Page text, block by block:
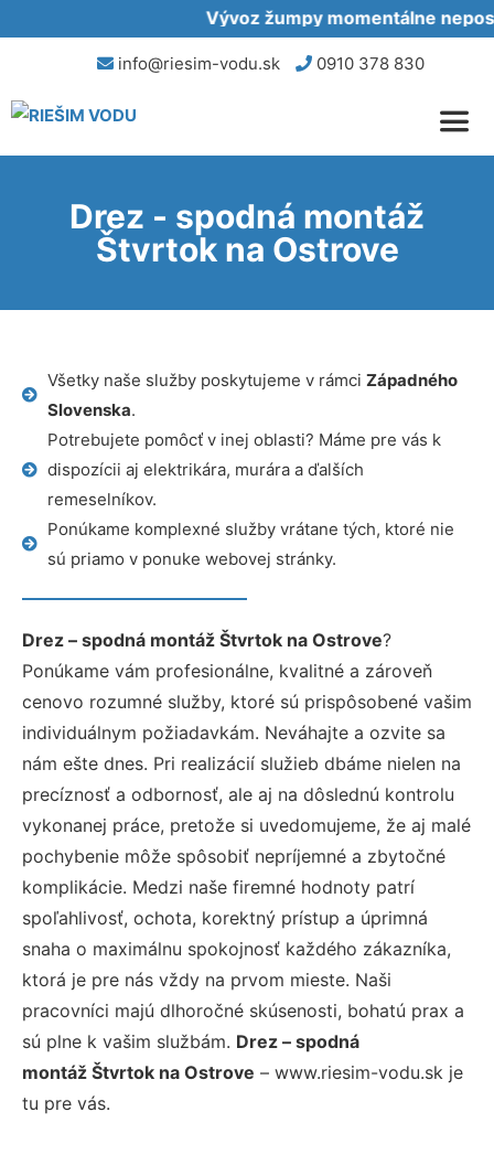
Vývoz žumpy momentálne
info@riesim-vodu.sk 0910 378 830
Drez - spodná montáž
Štvrtok na Ostrove
Všetky naše služby poskytujeme v rámci Západného
Slovenska.
Potrebujete pomôcť v inej oblasti? Máme pre vás k
dispozícii aj elektrikára, murára a ďalších
remeselníkov.
Ponúkame komplexné služby vrátane tých, ktoré nie
sú priamo v ponuke webovej stránky.
Drez – spodná montáž Štvrtok na Ostrove?
Ponúkame vám profesionálne, kvalitné a zároveň
cenovo rozumné služby, ktoré sú prispôsobené vašim
individuálnym požiadavkám. Neváhajte a ozvite sa
nám ešte dnes. Pri realizácií služieb dbáme nielen na
precíznosť a odbornosť, ale aj na dôslednú kontrolu
vykonanej práce, pretože si uvedomujeme, že aj malé
pochybenie môže spôsobiť nepríjemné a zbytočné
komplikácie. Medzi naše firemné hodnoty patrí
spoľahlivosť, ochota, korektný prístup a úprimná
snaha o maximálnu spokojnosť každého zákazníka,
ktorá je pre nás vždy na prvom mieste. Naši
pracovníci majú dlhoročné skúsenosti, bohatú prax a
sú plne k vašim službám. Drez – spodná
montáž Štvrtok na Ostrove – www.riesim-vodu.sk je
tu pre vás.